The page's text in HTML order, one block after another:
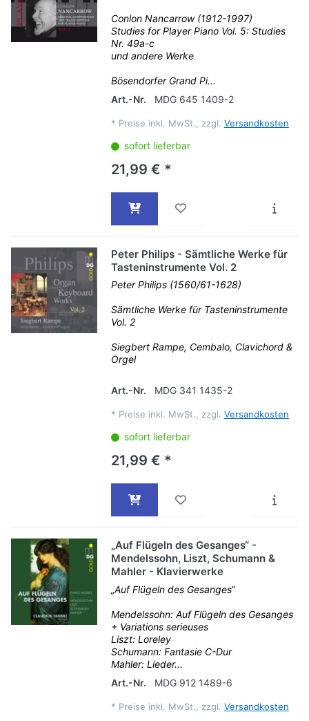
Conlon Nancarrow (1912-1997)
Studies for Player Piano Vol. 5: Studies
Nr. 49a-c
und andere Werke
Bösendorfer Grand Pi...
Art.-Nr.
MDG 645 1409-2
* Preise inkl. MwSt., zzgl. Versandkosten
sofort lieferbar
21,99 € *
Peter Philips - Sämtliche Werke für
Tasteninstrumente Vol. 2
Peter Philips (1560/61-1628)
Sämtliche Werke für Tasteninstrumente
Vol. 2
Siegbert Rampe, Cembalo, Clavichord &
Orgel
Art.-Nr. MDG 341 1435-2
* Preise inkl. MwSt., zzgl. Versandkosten
sofort lieferbar
21,99 € *
„Auf Flügeln des Gesanges“ -
Mendelssohn, Liszt, Schumann &
Mahler - Klavierwerke
„Auf Flügeln des Gesanges“
Mendelssohn: Auf Flügeln des Gesanges
+ Variations serieuses
Liszt: Loreley
Schumann: Fantasie C-Dur
Mahler: Lieder...
Art.-Nr.
MDG 912 1489-6
* Preise inkl. MwSt., zzgl. Versandkosten